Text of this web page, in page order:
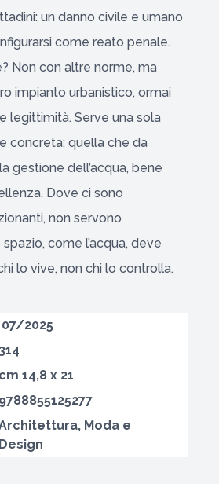
un danno civile e umano
come reato penale.
Non con altre norme, ma
impianto urbanistico, ormai
legittimità. Serve una sola
concreta: quella che da
gestione dell’acqua, bene
Dove ci sono
non servono
come l’acqua, deve
lo vive, non chi lo controlla.
07/2025
314
cm 14,8 x 21
9788855125277
Moda e
Design